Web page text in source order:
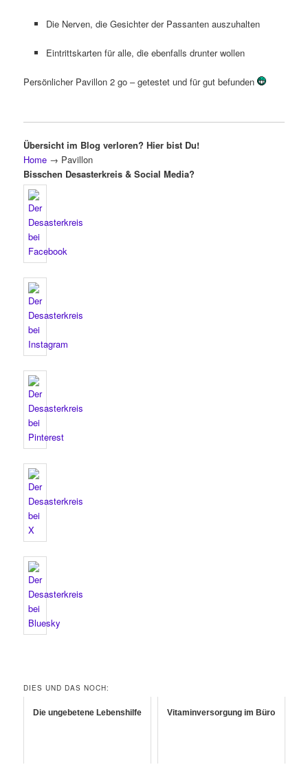
Die Nerven, die Gesichter der Passanten auszuhalten
Eintrittskarten für alle, die ebenfalls drunter wollen
Persönlicher Pavillon 2 go – getestet und für gut befunden
Übersicht im Blog verloren? Hier bist Du!
Home → Pavillon
Bisschen Desasterkreis & Social Media?
DIES UND DAS NOCH:
Die ungebetene Lebenshilfe Vitaminversorgung im Büro